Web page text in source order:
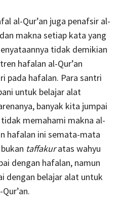
al-Qur’an juga penafsir al-
makna setiap kata yang
tidak demikian
hafalan al-Qur’an
pada hafalan. Para santri
untuk belajar alat
banyak kita jumpai
memahami makna al-
hafalan ini semata-mata
taffakuratas wahyu
dengan hafalan, namun
dengan belajar alat untuk